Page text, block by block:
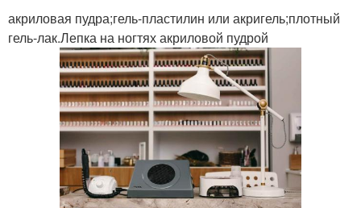
акриловая пудра;гель-пластилин или акригель;плотный
гель-лак.Лепка на ногтях акриловой пудрой